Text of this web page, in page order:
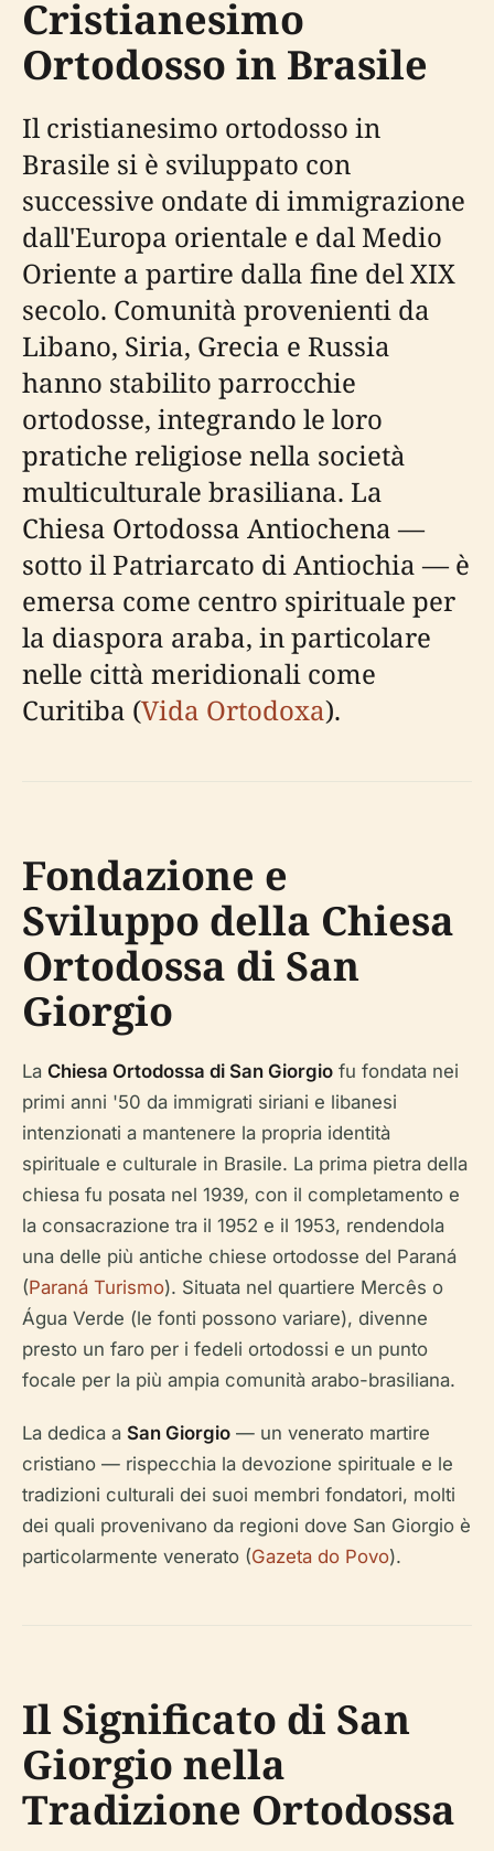
Cristianesimo
Ortodosso in Brasile
Il cristianesimo ortodosso in
Brasile si è sviluppato con
successive ondate di immigrazione
dall'Europa orientale e dal Medio
Oriente a partire dalla fine del XIX
secolo. Comunità provenienti da
Libano, Siria, Grecia e Russia
hanno stabilito parrocchie
ortodosse, integrando le loro
pratiche religiose nella società
multiculturale brasiliana. La
Chiesa Ortodossa Antiochena —
sotto il Patriarcato di Antiochia — è
emersa come centro spirituale per
la diaspora araba, in particolare
nelle città meridionali come
Curitiba (Vida Ortodoxa).
Fondazione e
Sviluppo della Chiesa
Ortodossa di San
Giorgio
La Chiesa Ortodossa di San Giorgio fu fondata nei
primi anni '50 da immigrati siriani e libanesi
intenzionati a mantenere la propria identità
spirituale e culturale in Brasile. La prima pietra della
chiesa fu posata nel 1939, con il completamento e
la consacrazione tra il 1952 e il 1953, rendendola
una delle più antiche chiese ortodosse del Paraná
(Paraná Turismo). Situata nel quartiere Mercês o
Água Verde (le fonti possono variare), divenne
presto un faro per i fedeli ortodossi e un punto
focale per la più ampia comunità arabo-brasiliana.
La dedica a San Giorgio — un venerato martire
cristiano — rispecchia la devozione spirituale e le
tradizioni culturali dei suoi membri fondatori, molti
dei quali provenivano da regioni dove San Giorgio è
particolarmente venerato (Gazeta do Povo).
Il Significato di San
Giorgio nella
Tradizione Ortodossa